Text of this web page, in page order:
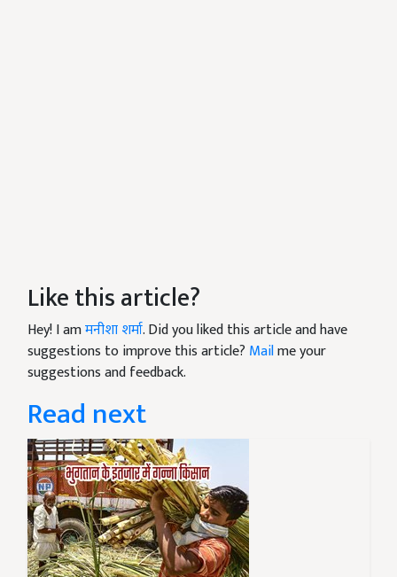
Like this article?
Hey! I amमनीशा शर्मा. Did you liked this article and have
suggestions to improve this article? Mailme your
suggestions and feedback.
Read next